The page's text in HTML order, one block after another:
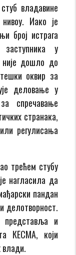
владавине
Иако је
број истрага
у
није дошло до
оквир за
деловање у
спречавање
странака,
регулисања
трећем стубу
нагласила да
пандан
делотворност.
представља и
КЕСМА, који
влади.